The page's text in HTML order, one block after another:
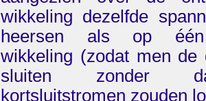
wikkeling dezelfde
heersen als op
wikkeling (zodat men de
sluiten zonder
kortsluitstromen zouden